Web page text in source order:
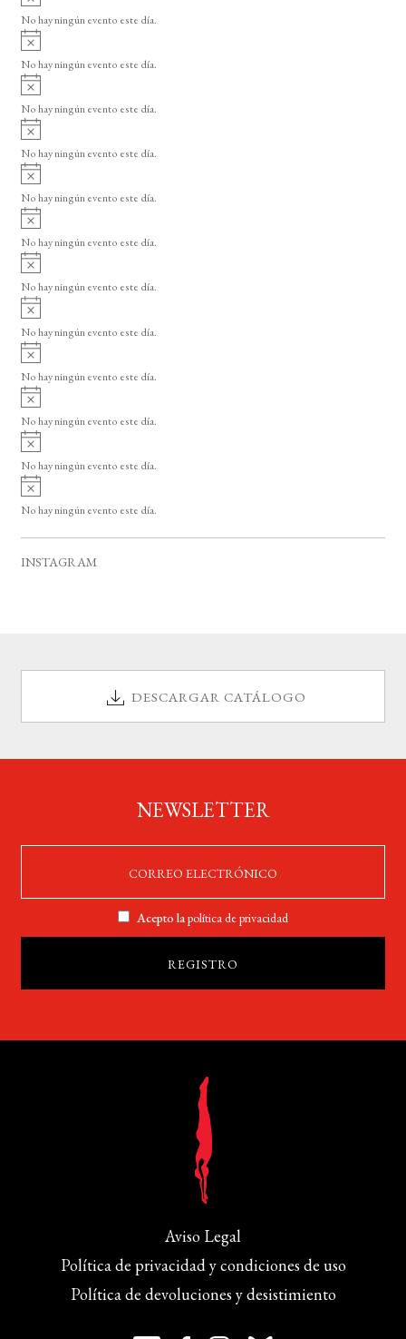
o
v
i
o
No hay ningún evento este día.
A
v
i
o
No hay ningún evento este día.
A
v
i
o
No hay ningún evento este día.
A
v
i
o
No hay ningún evento este día.
A
v
i
o
No hay ningún evento este día.
A
v
i
o
No hay ningún evento este día.
A
v
i
o
No hay ningún evento este día.
A
v
i
o
No hay ningún evento este día.
A
v
i
o
No hay ningún evento este día.
A
v
i
o
No hay ningún evento este día.
A
v
i
o
No hay ningún evento este día.
A
v
i
No hay ningún evento este día.
INSTAGRAM
DESCARGAR CATÁLOGO
NEWSLETTER
Acepto lapolítica de privacidad
Aviso Legal
Política de privacidad y condiciones de uso
Política de devoluciones y desistimiento